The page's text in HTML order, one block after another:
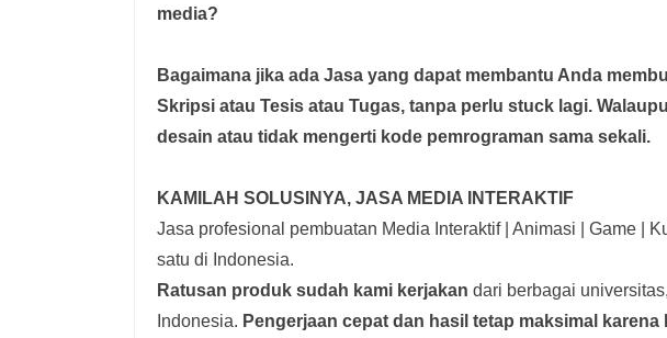
media?
Bagaimana jika ada Jasa yang dapat membantu Anda
Skripsi atau Tesis atau Tugas, tanpa perlu stuck lagi.
desain atau tidak mengerti kode pemrograman sama sekali.
KAMILAH SOLUSINYA, JASA MEDIA INTERAKTIF
Jasa profesional pembuatan Media Interaktif | Animasi | Game |
satu di Indonesia.
Ratusan produk sudah kami kerjakan dari berbagai
Indonesia. Pengerjaan cepat dan hasil tetap maksimal karena